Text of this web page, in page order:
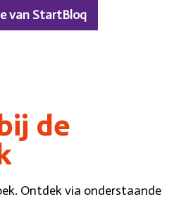
van StartBloq
de
Ontdek via onderstaande